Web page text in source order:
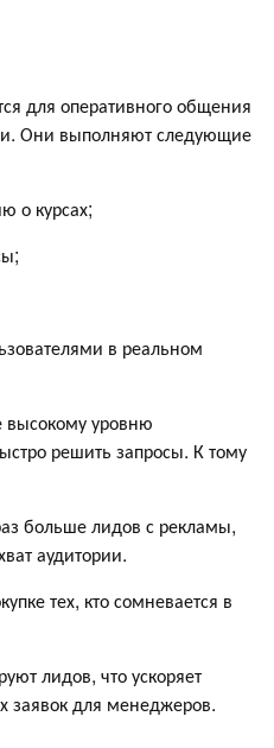
для оперативного общения
Они выполняют следующие
о курсах;
в реальном
высокому уровню
решить запросы. К тому
больше лидов с рекламы,
аудитории.
тех, кто сомневается в
лидов, что ускоряет
заявок для менеджеров.